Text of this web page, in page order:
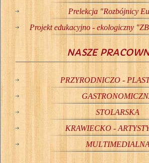
Prelekcja "Rozbójnicy
Projekt edukacyjno - ekologiczny
NASZE
PRZYRODNICZO -
STOLARSKA
KRAWIECKO -
MULTIMEDIALNA